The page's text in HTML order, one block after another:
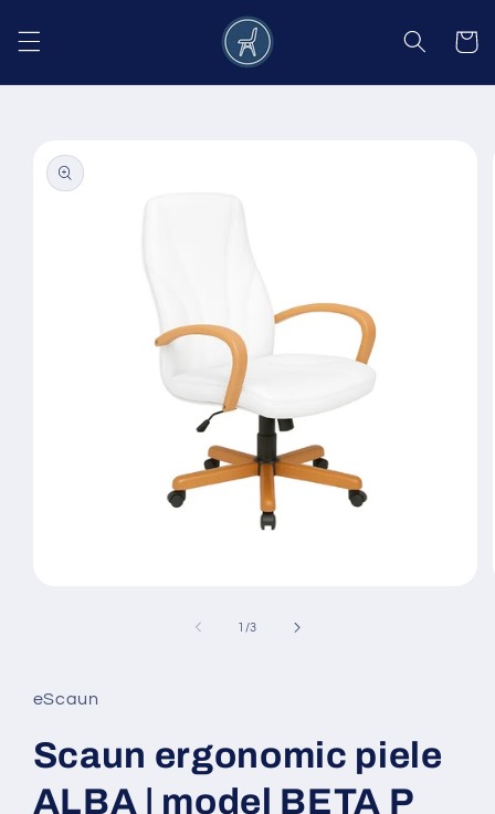
conținut
Coș
informațiile
despre
produs
fereastră
modală
1 /din
3
eScaun
Scaun ergonomic piele
ALBA | model BETA P